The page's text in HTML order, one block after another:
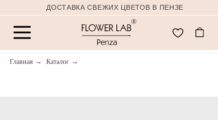
ДОСТАВКА СВЕЖИХ ЦВЕТОВ В ПЕНЗЕ
Главная → Каталог →